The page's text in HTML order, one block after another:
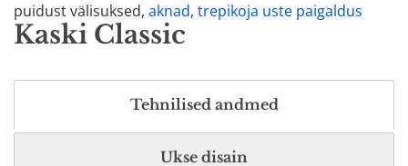
puidust välisuksed, aknad, trepikoja uste paigaldus
Kaski Classic
Tehnilised andmed
Ukse disain